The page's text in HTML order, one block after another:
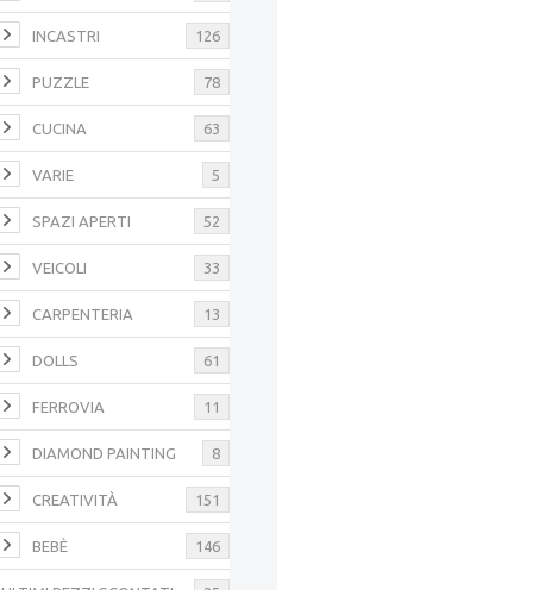
INCASTRI 126
PUZZLE 78
CUCINA 63
VARIE 5
SPAZI APERTI 52
VEICOLI 33
CARPENTERIA 13
DOLLS 61
FERROVIA 11
DIAMOND PAINTING 8
CREATIVITÀ 151
BEBÈ 146